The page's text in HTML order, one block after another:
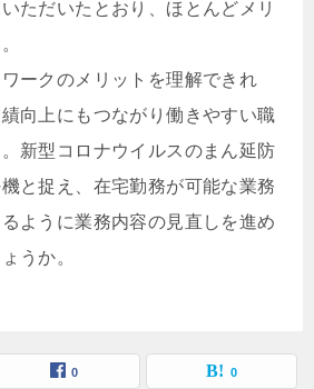
ただいたとおり、ほとんどメリ
ークのメリットを理解できれ
向上にもつながり働きやすい職
新型コロナウイルスのまん延防
と捉え、在宅勤務が可能な業務
ように業務内容の見直しを進め
うか。
0 0